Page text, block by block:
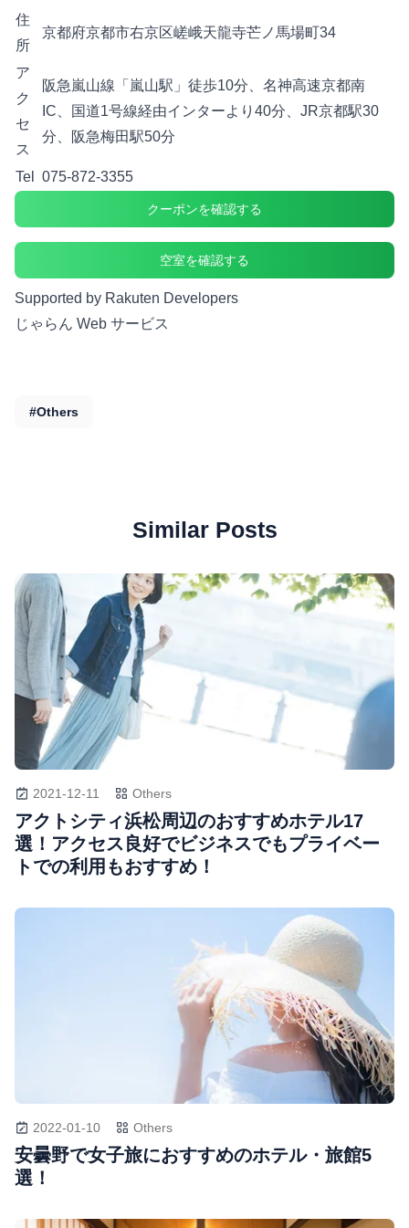
住
所
京都府京都市右京区嵯峨天龍寺芒ノ馬場町34
ア
ク
セ
ス
阪急嵐山線「嵐山駅」徒歩10分、名神高速京都南
IC、国道1号線経由インターより40分、JR京都駅30
分、阪急梅田駅50分
Tel 075-872-3355
クーポンを確認する
空室を確認する
Supported by Rakuten Developers
じゃらん Web サービス
#Others
Similar Posts
2021-12-11 Others
アクトシティ浜松周辺のおすすめホテル17
選！アクセス良好でビジネスでもプライベー
トでの利用もおすすめ！
2022-01-10 Others
安曇野で女子旅におすすめのホテル・旅館5
選！